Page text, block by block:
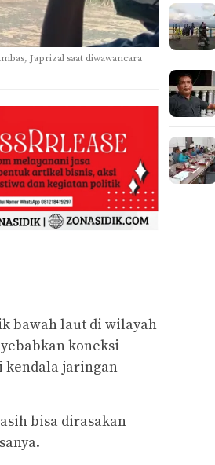
Japrizal saat diwawancara
bawah laut di wilayah
koneksi
kendala jaringan
bisa dirasakan